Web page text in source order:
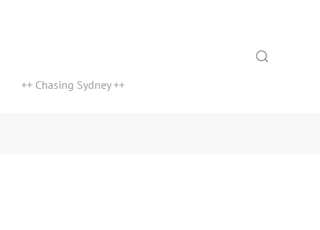
++ Chasing Sydney ++
Search